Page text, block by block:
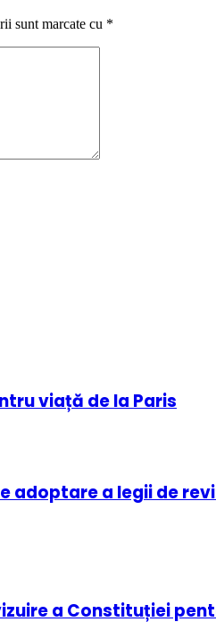
sunt marcate cu *
viață de la Paris
adoptare a legii de
a Constituției